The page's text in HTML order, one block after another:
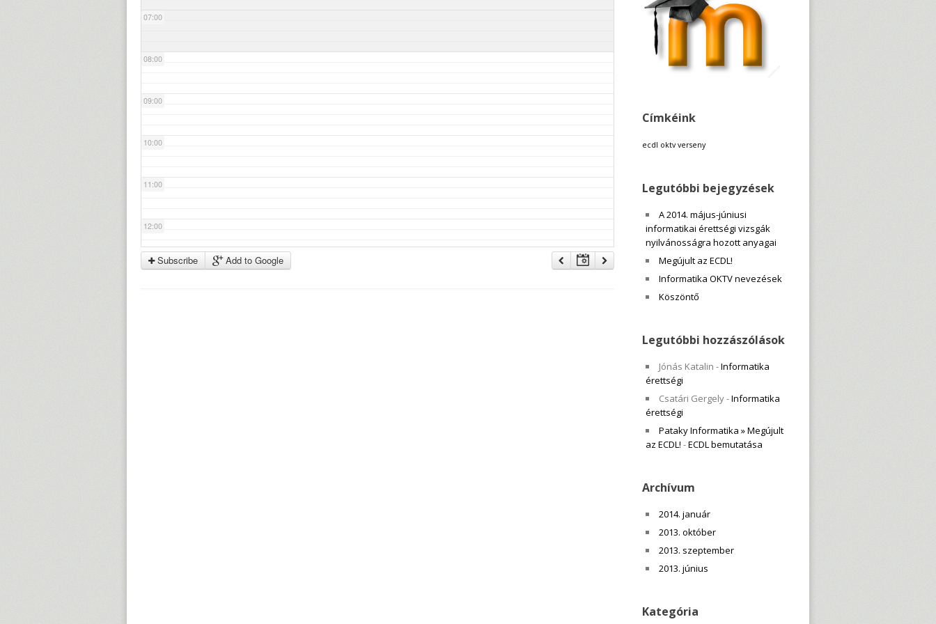
07:00
08:00
09:00
10:00
11:00
12:00
13:00
Subscribe Add to Google
Címkéink
ecdl oktv verseny
Legutóbbi bejegyzések
A 2014. május-júniusi
informatikai érettségi vizsgák
nyilvánosságra hozott anyagai
Megújult az ECDL!
Informatika OKTV nevezések
Köszöntő
Legutóbbi hozzászólások
Jónás Katalin -Informatika
érettségi
Csatári Gergely-Informatika
érettségi
Pataky Informatika » Megújult
az ECDL! -ECDL bemutatása
Archívum
2014. január
2013. október
2013. szeptember
2013. június
Kategória